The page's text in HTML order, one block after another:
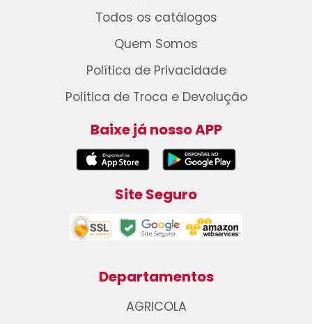
Todos os catálogos
Quem Somos
Política de Privacidade
Política de Troca e Devolução
Baixe já nosso APP
Site Seguro
Departamentos
AGRICOLA